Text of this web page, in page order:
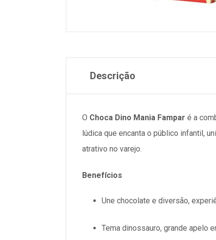
Descrição
O Choca Dino Mania Fampar é a
lúdica que encanta o público infantil,
atrativo no varejo.
Benefícios
Une chocolate e diversão,
Tema dinossauro, grande apelo